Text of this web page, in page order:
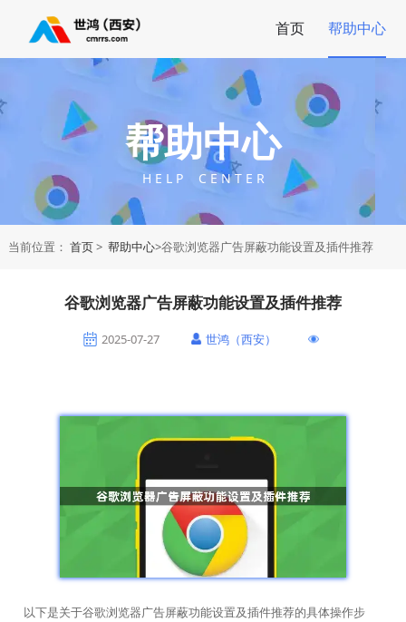
首页 帮助中心
帮助中心
H E L P C E N T E R
当前位置： 首页> 帮助中心>谷歌浏览器广告屏蔽功能设置及插件推荐
谷歌浏览器广告屏蔽功能设置及插件推荐
2025-07-27 世鸿（西安）
以下是关于谷歌浏览器广告屏蔽功能设置及插件推荐的具体操作步